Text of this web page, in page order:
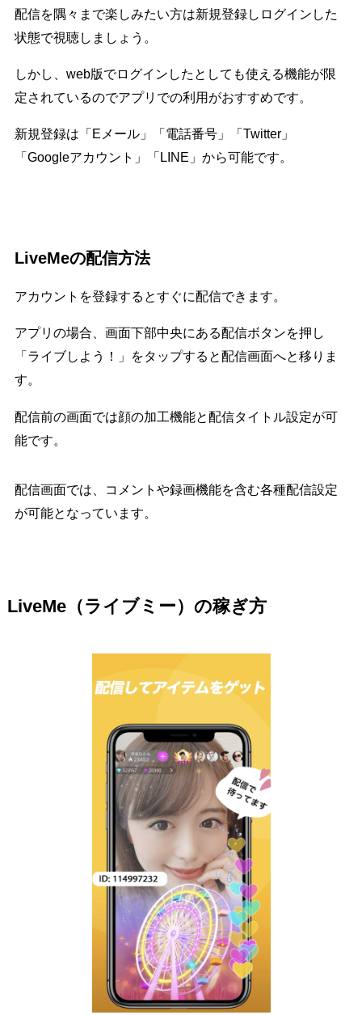
配信を隅々まで楽しみたい方は新規登録しログインした
状態で視聴しましょう。
しかし、web版でログインしたとしても使える機能が限
定されているのでアプリでの利用がおすすめです。
新規登録は「Eメール」「電話番号」「Twitter」
「Googleアカウント」「LINE」から可能です。
LiveMeの配信方法
アカウントを登録するとすぐに配信できます。
アプリの場合、画面下部中央にある配信ボタンを押し
「ライブしよう！」をタップすると配信画面へと移りま
す。
配信前の画面では顔の加工機能と配信タイトル設定が可
能です。
配信画面では、コメントや録画機能を含む各種配信設定
が可能となっています。
LiveMe（ライブミー）の稼ぎ方